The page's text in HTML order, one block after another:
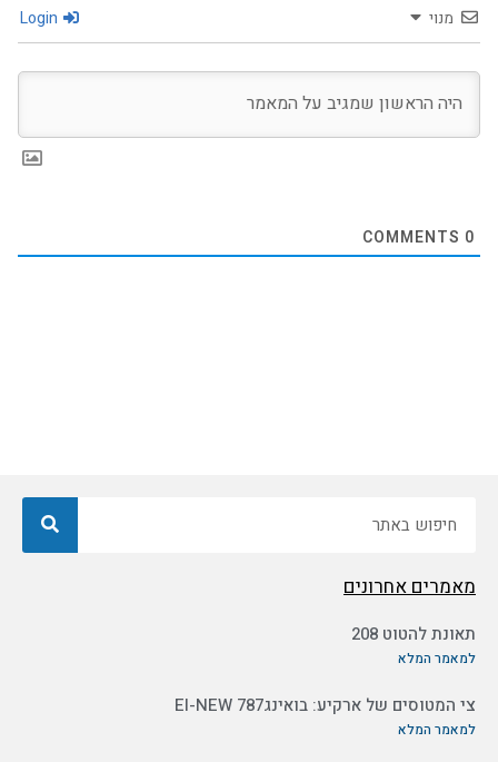
מנוי
0
מאמרים אחרונים
תאונת להטוט 208
למאמר המלא
צי המטוסים של ארקיע: בואינג787 EI-NEW
למאמר המלא